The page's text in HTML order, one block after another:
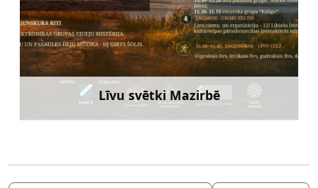
Līvu svētki Mazirbē
Uzzināt vairāk